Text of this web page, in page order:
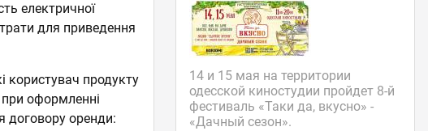
електричної
для приведення
користувач продукту
оформленні
договору оренди:
14 и 15 мая на территории
одесской киностудии пройдет 8-й
фестиваль «Таки да, вкусно» -
«Дачный сезон».